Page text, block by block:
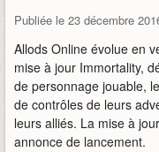
Publiée le 23 décembre
Allods Online évolue en
mise à jour Immortality,
de personnage jouable,
de contrôles de leurs
leurs alliés. La mise à
annonce de lancement.